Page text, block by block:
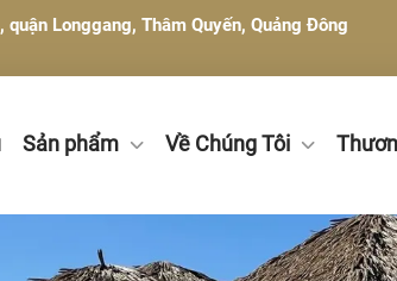
Longgang, Thâm Quyến, Quảng Đông
Sản phẩm Về Chúng Tôi